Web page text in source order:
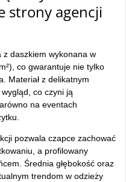
strony agencji
daszkiem wykonana w
co gwarantuje nie tylko
Materiał z delikatnym
co czyni ją
na eventach
pozwala czapce zachować
a profilowany
Średnia głębokość oraz
trendom w odzieży